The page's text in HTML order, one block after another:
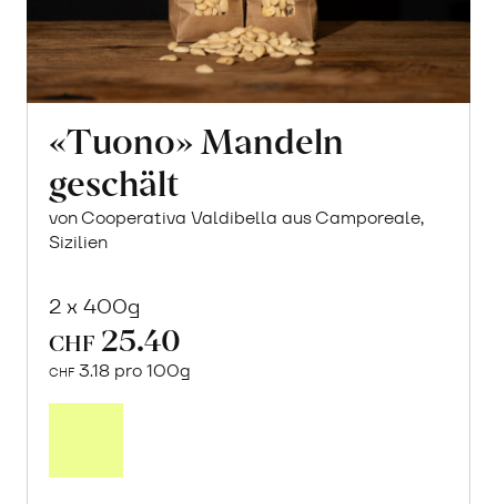
«Tuono» Mandeln
geschält
von Cooperativa Valdibella aus Camporeale,
Sizilien
2 x 400g
CHF 25.40
CHF 3.18 pro 100g